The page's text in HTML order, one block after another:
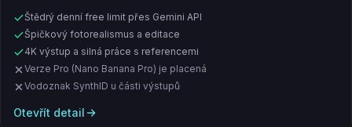
Štědrý denní free limit přes Gemini API
Špičkový fotorealismus a editace
4K výstup a silná práce s referencemi
Verze Pro (Nano Banana Pro) je placená
Vodoznak SynthID u části výstupů
Otevřít detail